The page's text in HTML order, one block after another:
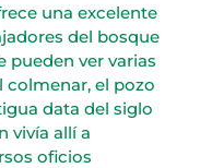
una excelente
del bosque
pueden ver varias
colmenar, el pozo
data del siglo
vivía allí a
oficios